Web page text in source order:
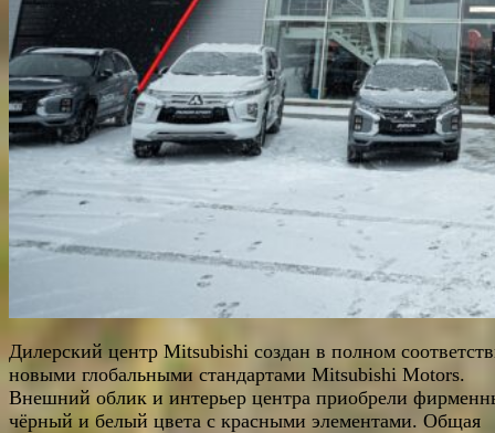
Дилерский центр Mitsubishi создан в полном
новыми глобальными стандартами Mitsubishi Motors.
Внешний облик и интерьер центра приобрели
чёрный и белый цвета с красными элементами. Общая